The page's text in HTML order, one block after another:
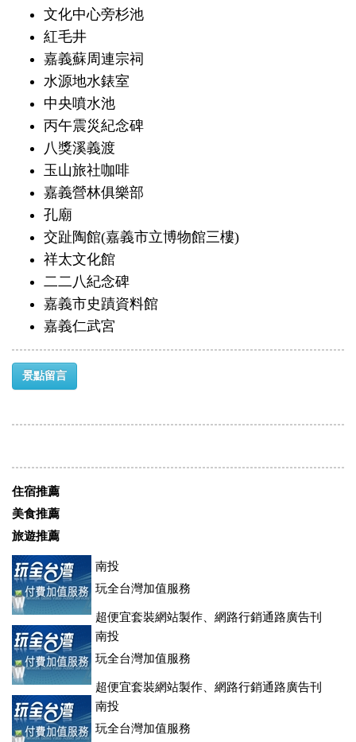
文化中心旁杉池
紅毛井
嘉義蘇周連宗祠
水源地水錶室
中央噴水池
丙午震災紀念碑
八獎溪義渡
玉山旅社咖啡
嘉義營林俱樂部
孔廟
交趾陶館(嘉義市立博物館三樓)
祥太文化館
二二八紀念碑
嘉義市史蹟資料館
嘉義仁武宮
景點留言
住宿推薦
美食推薦
旅遊推薦
南投
玩全台灣加值服務
超便宜套裝網站製作、網路行銷通路廣告刊
登、訂房系統、客房委託旅行社銷售，全面優惠中....
南投
玩全台灣加值服務
超便宜套裝網站製作、網路行銷通路廣告刊
登、訂房系統、客房委託旅行社銷售，全面優惠中....
南投
玩全台灣加值服務